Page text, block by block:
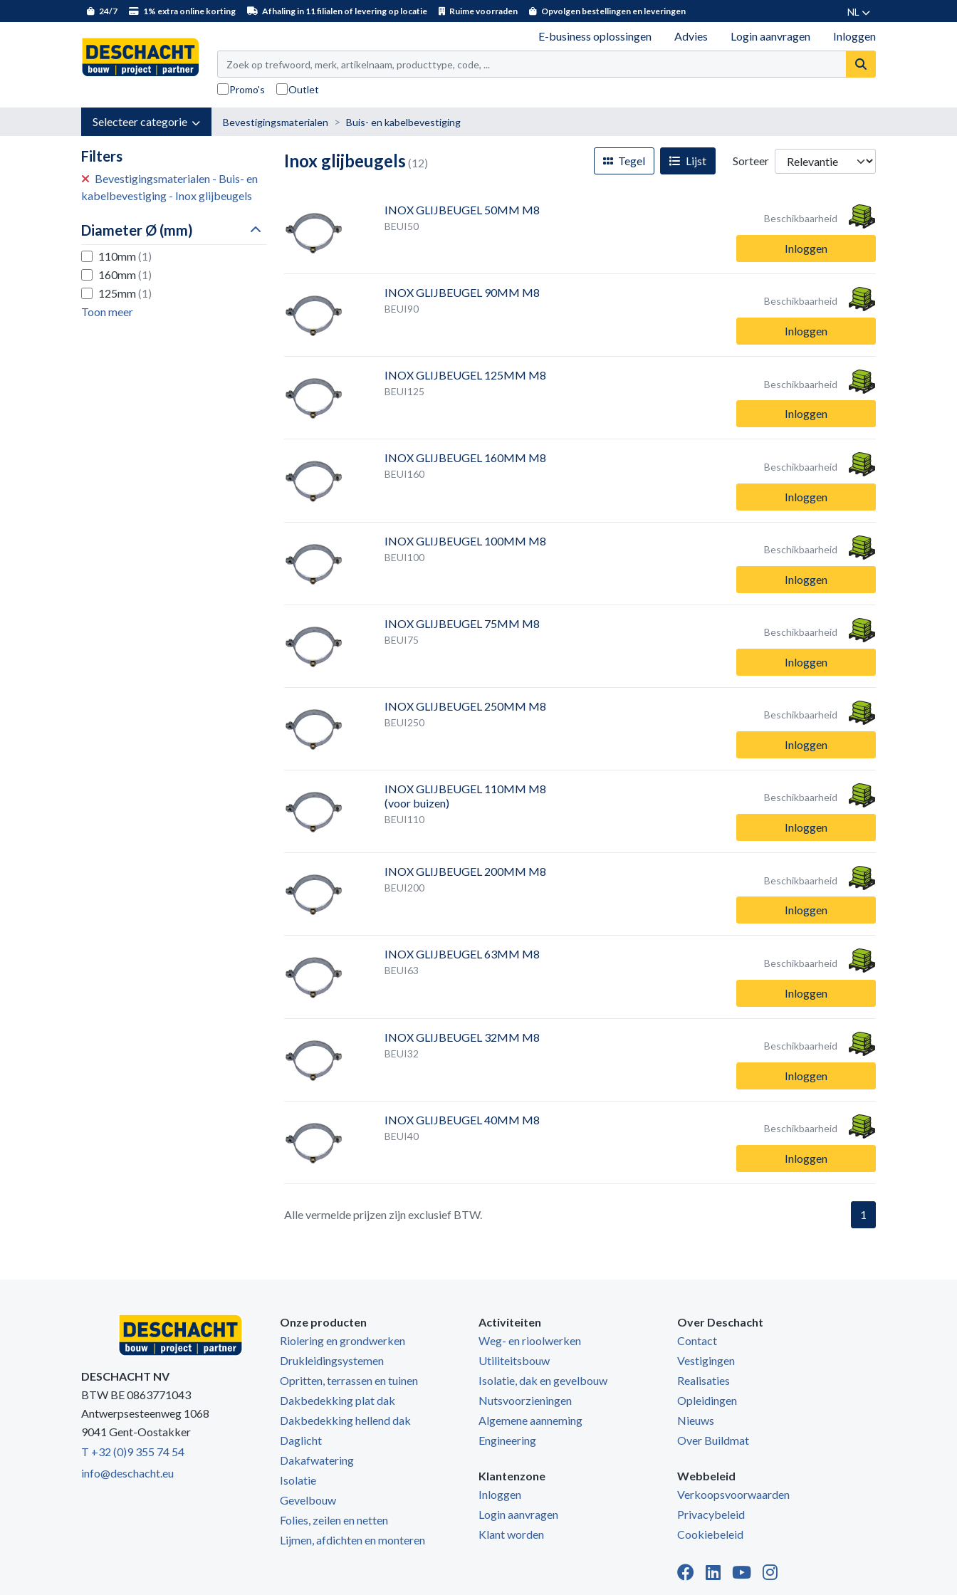
24/7 1% extra online korting Afhaling in 11 filialen of levering op locatie Ruime voorraden Opvolgen bestellingen en leveringen NL
E-business oplossingen Advies Login aanvragen Inloggen
Promo's Outlet
Selecteer categorie Bevestigingsmaterialen Buis- en kabelbevestiging
Filters
Bevestigingsmaterialen - Buis- en
kabelbevestiging - Inox glijbeugels
Diameter Ø (mm)
110mm(1)
160mm(1)
125mm(1)
Toon meer
Inox glijbeugels (12) Tegel Lijst Sorteer
INOX GLIJBEUGEL 50MM M8
BEUI50
Beschikbaarheid
Inloggen
INOX GLIJBEUGEL 90MM M8
BEUI90
Beschikbaarheid
Inloggen
INOX GLIJBEUGEL 125MM M8
BEUI125
Beschikbaarheid
Inloggen
INOX GLIJBEUGEL 160MM M8
BEUI160
Beschikbaarheid
Inloggen
INOX GLIJBEUGEL 100MM M8
BEUI100
Beschikbaarheid
Inloggen
INOX GLIJBEUGEL 75MM M8
BEUI75
Beschikbaarheid
Inloggen
INOX GLIJBEUGEL 250MM M8
BEUI250
Beschikbaarheid
Inloggen
INOX GLIJBEUGEL 110MM M8
(voor buizen)
BEUI110
Beschikbaarheid
Inloggen
INOX GLIJBEUGEL 200MM M8
BEUI200
Beschikbaarheid
Inloggen
INOX GLIJBEUGEL 63MM M8
BEUI63
Beschikbaarheid
Inloggen
INOX GLIJBEUGEL 32MM M8
BEUI32
Beschikbaarheid
Inloggen
INOX GLIJBEUGEL 40MM M8
BEUI40
Beschikbaarheid
Inloggen
Alle vermelde prijzen zijn exclusief BTW. 1
DESCHACHT NV
BTW BE 0863771043
Antwerpsesteenweg 1068
9041 Gent-Oostakker
T +32 (0)9 355 74 54
info@deschacht.eu
Onze producten
Riolering en grondwerken
Drukleidingsystemen
Opritten, terrassen en tuinen
Dakbedekking plat dak
Dakbedekking hellend dak
Daglicht
Dakafwatering
Isolatie
Gevelbouw
Folies, zeilen en netten
Lijmen, afdichten en monteren
Activiteiten
Weg- en rioolwerken
Utiliteitsbouw
Isolatie, dak en gevelbouw
Nutsvoorzieningen
Algemene aanneming
Engineering
Klantenzone
Inloggen
Login aanvragen
Klant worden
Over Deschacht
Contact
Vestigingen
Realisaties
Opleidingen
Nieuws
Over Buildmat
Webbeleid
Verkoopsvoorwaarden
Privacybeleid
Cookiebeleid